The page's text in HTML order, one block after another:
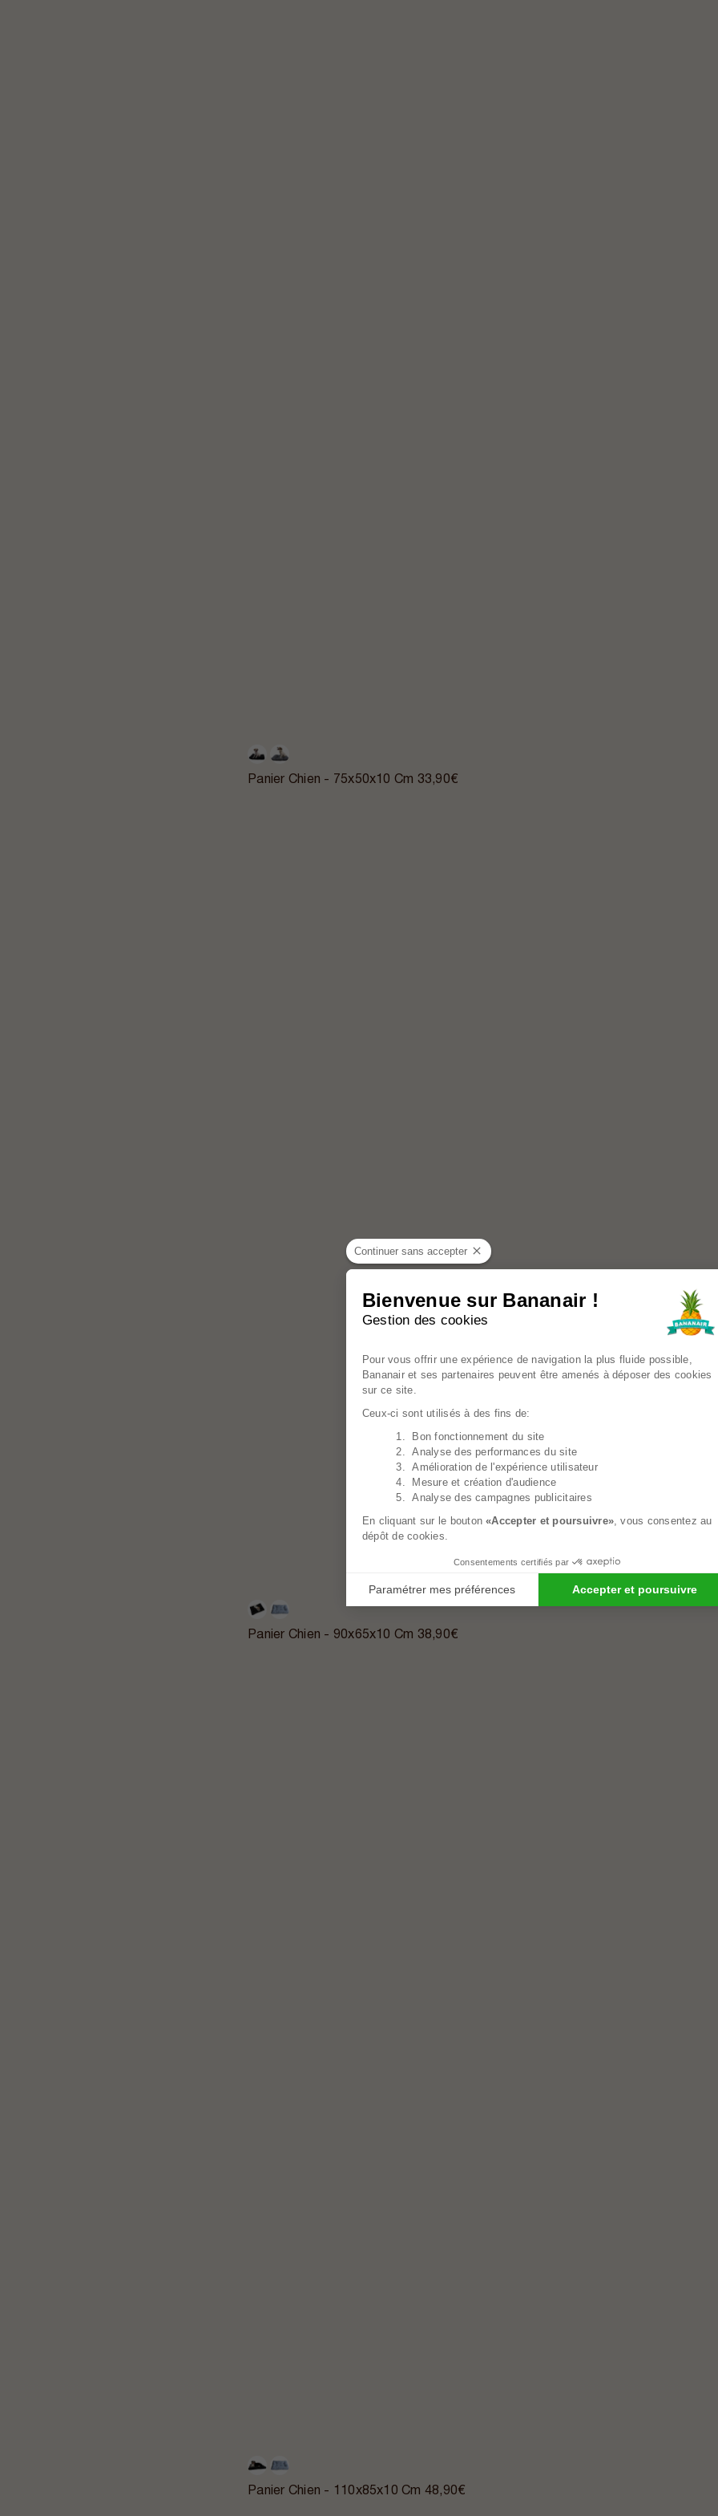
Panier Chien - 75x50x10 Cm 33,90€
Panier Chien - 90x65x10 Cm 38,90€
Panier Chien - 110x85x10 Cm 48,90€
Continuer sans accepter
Bienvenue sur Bananair !
Gestion des cookies
Plateforme de Gestion du
Pour vous offrir une expérience de navigation la plus fluide possible,
Bananair et ses partenaires peuvent être amenés à déposer des cookies
sur ce site.
Ceux-ci sont utilisés à des fins de:
1. Bon fonctionnement du site
2. Analyse des performances du site
3. Amélioration de l'expérience utilisateur
4. Mesure et création d'audience
5. Analyse des campagnes publicitaires
En cliquant sur le bouton«Accepter et poursuivre» , vous consentez au
dépôt de cookies.
Consentements certifiés par
Paramétrer mes préférences Accepter et poursuivre
Axeptio consent